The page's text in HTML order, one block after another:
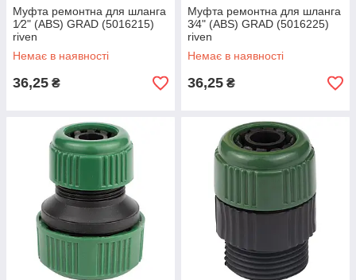
Муфта ремонтна для шланга
1⁄2" (ABS) GRAD (5016215)
riven
Немає в наявності
36,25 ₴
Муфта ремонтна для шланга
3⁄4" (ABS) GRAD (5016225)
riven
Немає в наявності
36,25 ₴